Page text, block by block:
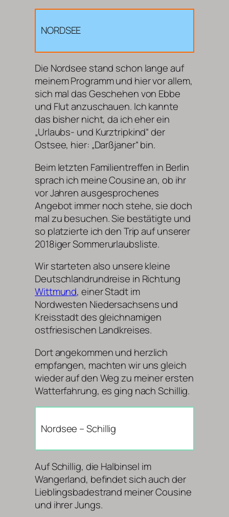
NORDSEE
Die Nordsee stand schon lange auf
meinem Programm und hier vor allem,
sich mal das Geschehen von Ebbe
und Flut anzuschauen. Ich kannte
das bisher nicht, da ich eher ein
„Urlaubs- und Kurztripkind“ der
Ostsee, hier: „Darßjaner“ bin.
Beim letzten Familientreffen in Berlin
sprach ich meine Cousine an, ob ihr
vor Jahren ausgesprochenes
Angebot immer noch stehe, sie doch
mal zu besuchen. Sie bestätigte und
so platzierte ich den Trip auf unserer
2018iger Sommerurlaubsliste.
Wir starteten also unsere kleine
Deutschlandrundreise in Richtung
Wittmund, einer Stadt im
Nordwesten Niedersachsens und
Kreisstadt des gleichnamigen
ostfriesischen Landkreises.
Dort angekommen und herzlich
empfangen, machten wir uns gleich
wieder auf den Weg zu meiner ersten
Watterfahrung, es ging nach Schillig.
Nordsee – Schillig
Auf Schillig, die Halbinsel im
Wangerland, befindet sich auch der
Lieblingsbadestrand meiner Cousine
und ihrer Jungs.